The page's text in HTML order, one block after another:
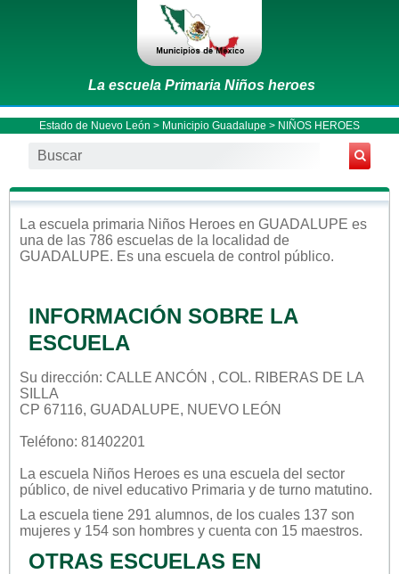
La escuela Primaria Niños heroes
Estado de Nuevo León > Municipio Guadalupe > NIÑOS HEROES
La escuela primaria Niños Heroes en GUADALUPE es
una de las 786 escuelas de la localidad de
GUADALUPE. Es una escuela de control público.
INFORMACIÓN SOBRE LA
ESCUELA
Su dirección: CALLE ANCÓN , COL. RIBERAS DE LA
SILLA
CP 67116, GUADALUPE, NUEVO LEÓN
Teléfono: 81402201
La escuela Niños Heroes es una escuela del sector
público, de nivel educativo Primaria y de turno matutino.
La escuela tiene 291 alumnos, de los cuales 137 son
mujeres y 154 son hombres y cuenta con 15 maestros.
OTRAS ESCUELAS EN